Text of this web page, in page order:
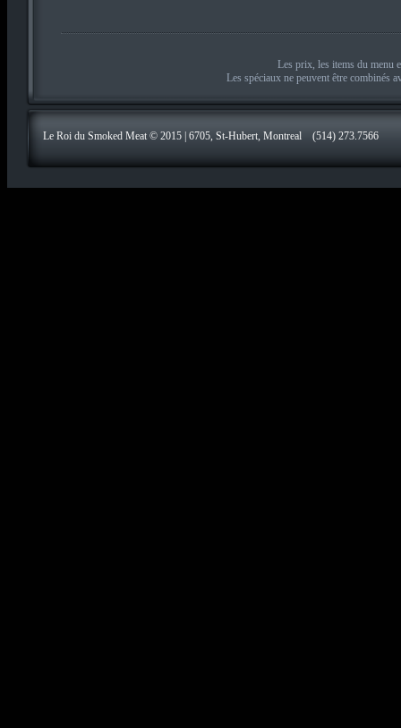
Les prix, les items du menu
Les spéciaux ne peuvent être combinés
Le Roi du Smoked Meat © 2015 | 6705, St-Hubert, Montreal (514) 273.7566